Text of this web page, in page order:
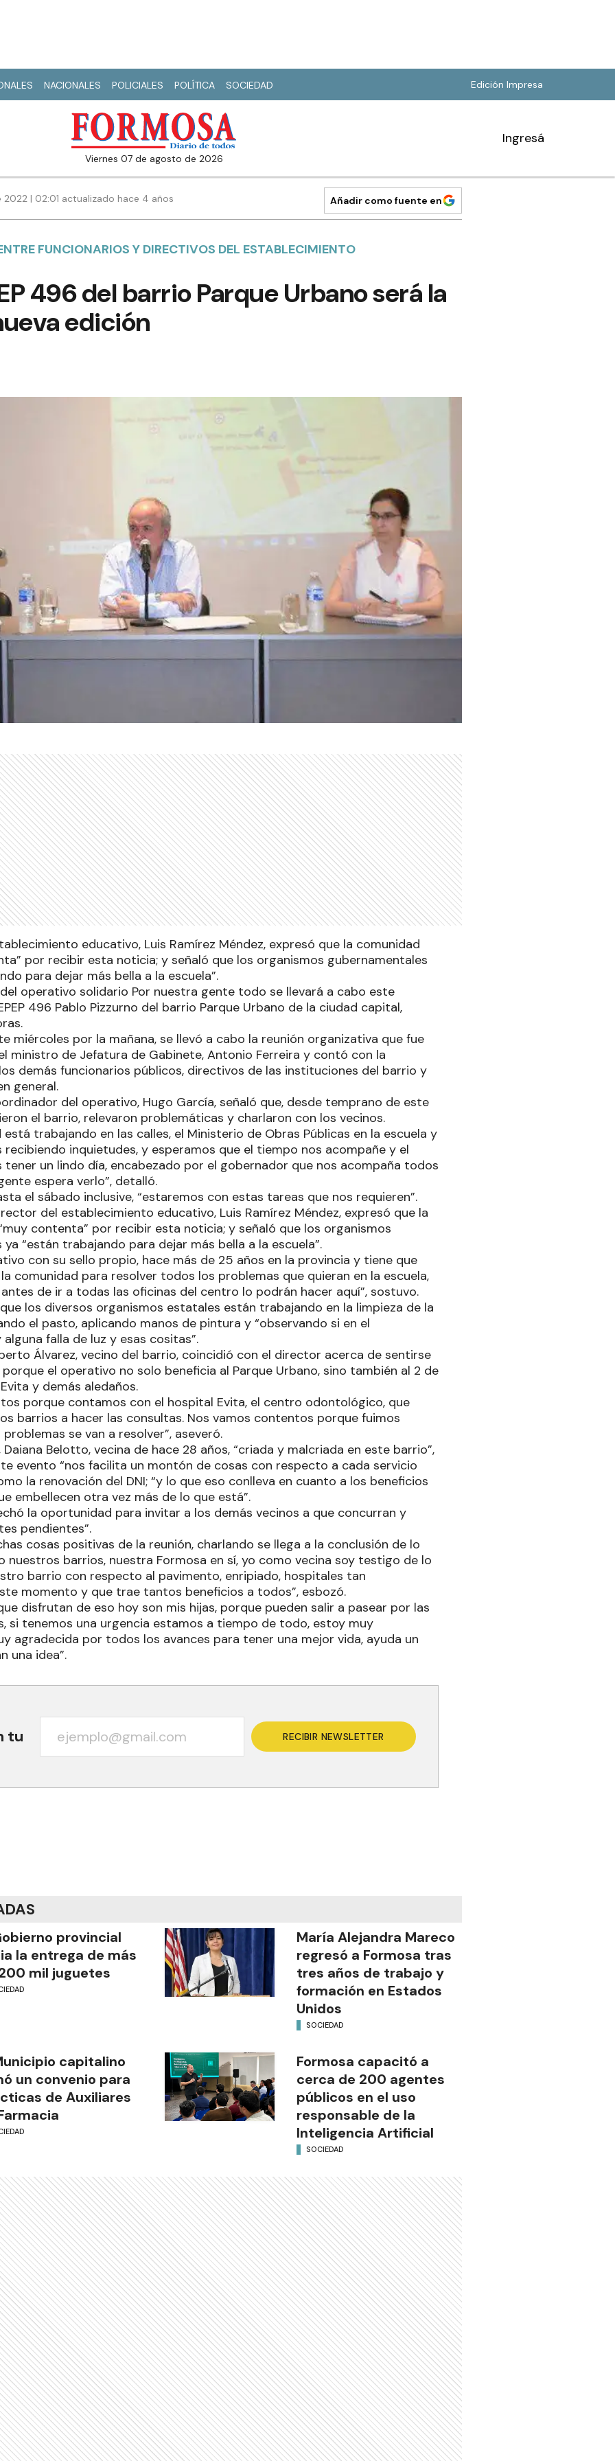
NACIONALES POLICIALES POLÍTICA SOCIEDAD Edición Impresa
viernes 07 de agosto de 2026
Ingresá
| 02:01 actualizado hace 4 años Añadir como fuente en
FUNCIONARIOS Y DIRECTIVOS DEL ESTABLECIMIENTO
496 del barrio Parque Urbano será la
edición
educativo, Luis Ramírez Méndez, expresó que la comunidad
por recibir esta noticia; y señaló que los organismos gubernamentales
para dejar más bella a la escuela”.
operativo solidario Por nuestra gente todo se llevará a cabo este
496 Pablo Pizzurno del barrio Parque Urbano de la ciudad capital,
miércoles por la mañana, se llevó a cabo la reunión organizativa que fue
ministro de Jefatura de Gabinete, Antonio Ferreira y contó con la
demás funcionarios públicos, directivos de las instituciones del barrio y
general.
del operativo, Hugo García, señaló que, desde temprano de este
el barrio, relevaron problemáticas y charlaron con los vecinos.
está trabajando en las calles, el Ministerio de Obras Públicas en la escuela y
recibiendo inquietudes, y esperamos que el tiempo nos acompañe y el
un lindo día, encabezado por el gobernador que nos acompaña todos
espera verlo”, detalló.
el sábado inclusive, “estaremos con estas tareas que nos requieren”.
del establecimiento educativo, Luis Ramírez Méndez, expresó que la
contenta” por recibir esta noticia; y señaló que los organismos
“están trabajando para dejar más bella a la escuela”.
con su sello propio, hace más de 25 años en la provincia y tiene que
comunidad para resolver todos los problemas que quieran en la escuela,
de ir a todas las oficinas del centro lo podrán hacer aquí”, sostuvo.
los diversos organismos estatales están trabajando en la limpieza de la
el pasto, aplicando manos de pintura y “observando si en el
falla de luz y esas cositas”.
Álvarez, vecino del barrio, coincidió con el director acerca de sentirse
el operativo no solo beneficia al Parque Urbano, sino también al 2 de
y demás aledaños.
porque contamos con el hospital Evita, el centro odontológico, que
barrios a hacer las consultas. Nos vamos contentos porque fuimos
se van a resolver”, aseveró.
Belotto, vecina de hace 28 años, “criada y malcriada en este barrio”,
evento “nos facilita un montón de cosas con respecto a cada servicio
la renovación del DNI; “y lo que eso conlleva en cuanto a los beneficios
embellecen otra vez más de lo que está”.
la oportunidad para invitar a los demás vecinos a que concurran y
pendientes”.
cosas positivas de la reunión, charlando se llega a la conclusión de lo
nuestros barrios, nuestra Formosa en sí, yo como vecina soy testigo de lo
barrio con respecto al pavimento, enripiado, hospitales tan
momento y que trae tantos beneficios a todos”, esbozó.
disfrutan de eso hoy son mis hijas, porque pueden salir a pasear por las
si tenemos una urgencia estamos a tiempo de todo, estoy muy
agradecida por todos los avances para tener una mejor vida, ayuda un
una idea”.
tu RECIBIR NEWSLETTER
provincial
la entrega de más
mil juguetes
María Alejandra Mareco
regresó a Formosa tras
tres años de trabajo y
formación en Estados
Unidos
SOCIEDAD
capitalino
un convenio para
de Auxiliares
Formosa capacitó a
cerca de 200 agentes
públicos en el uso
responsable de la
Inteligencia Artificial
SOCIEDAD